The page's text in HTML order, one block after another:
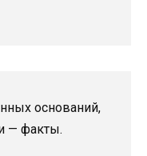
оснований,
— факты.